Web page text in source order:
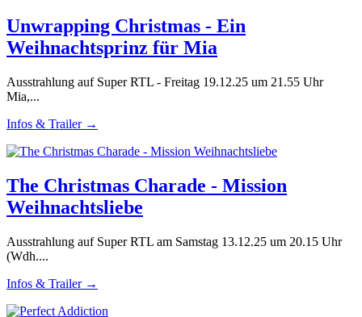
Unwrapping Christmas - Ein
Weihnachtsprinz für Mia
Ausstrahlung auf Super RTL - Freitag 19.12.25 um 21.55 Uhr
Mia,...
Infos & Trailer →
The Christmas Charade - Mission
Weihnachtsliebe
Ausstrahlung auf Super RTL am Samstag 13.12.25 um 20.15 Uhr
(Wdh....
Infos & Trailer →